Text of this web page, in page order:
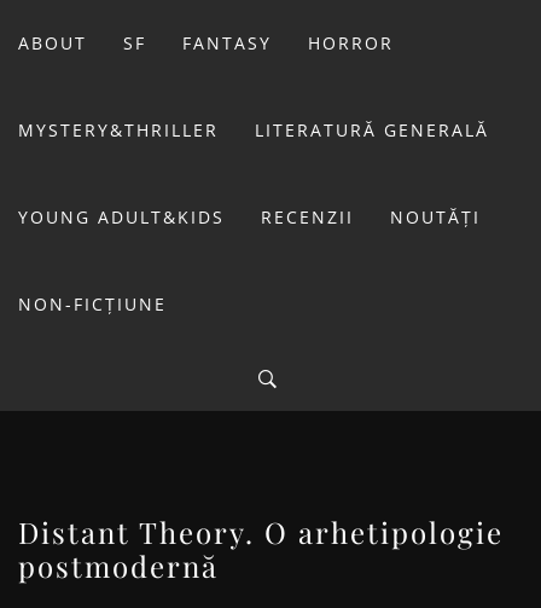
ABOUT SF FANTASY HORROR
MYSTERY&THRILLER LITERATURĂ GENERALĂ
YOUNG ADULT&KIDS RECENZII NOUTĂȚI
NON-FICȚIUNE
LIVIU
Distant Theory. O arhetipologie
postmodernă